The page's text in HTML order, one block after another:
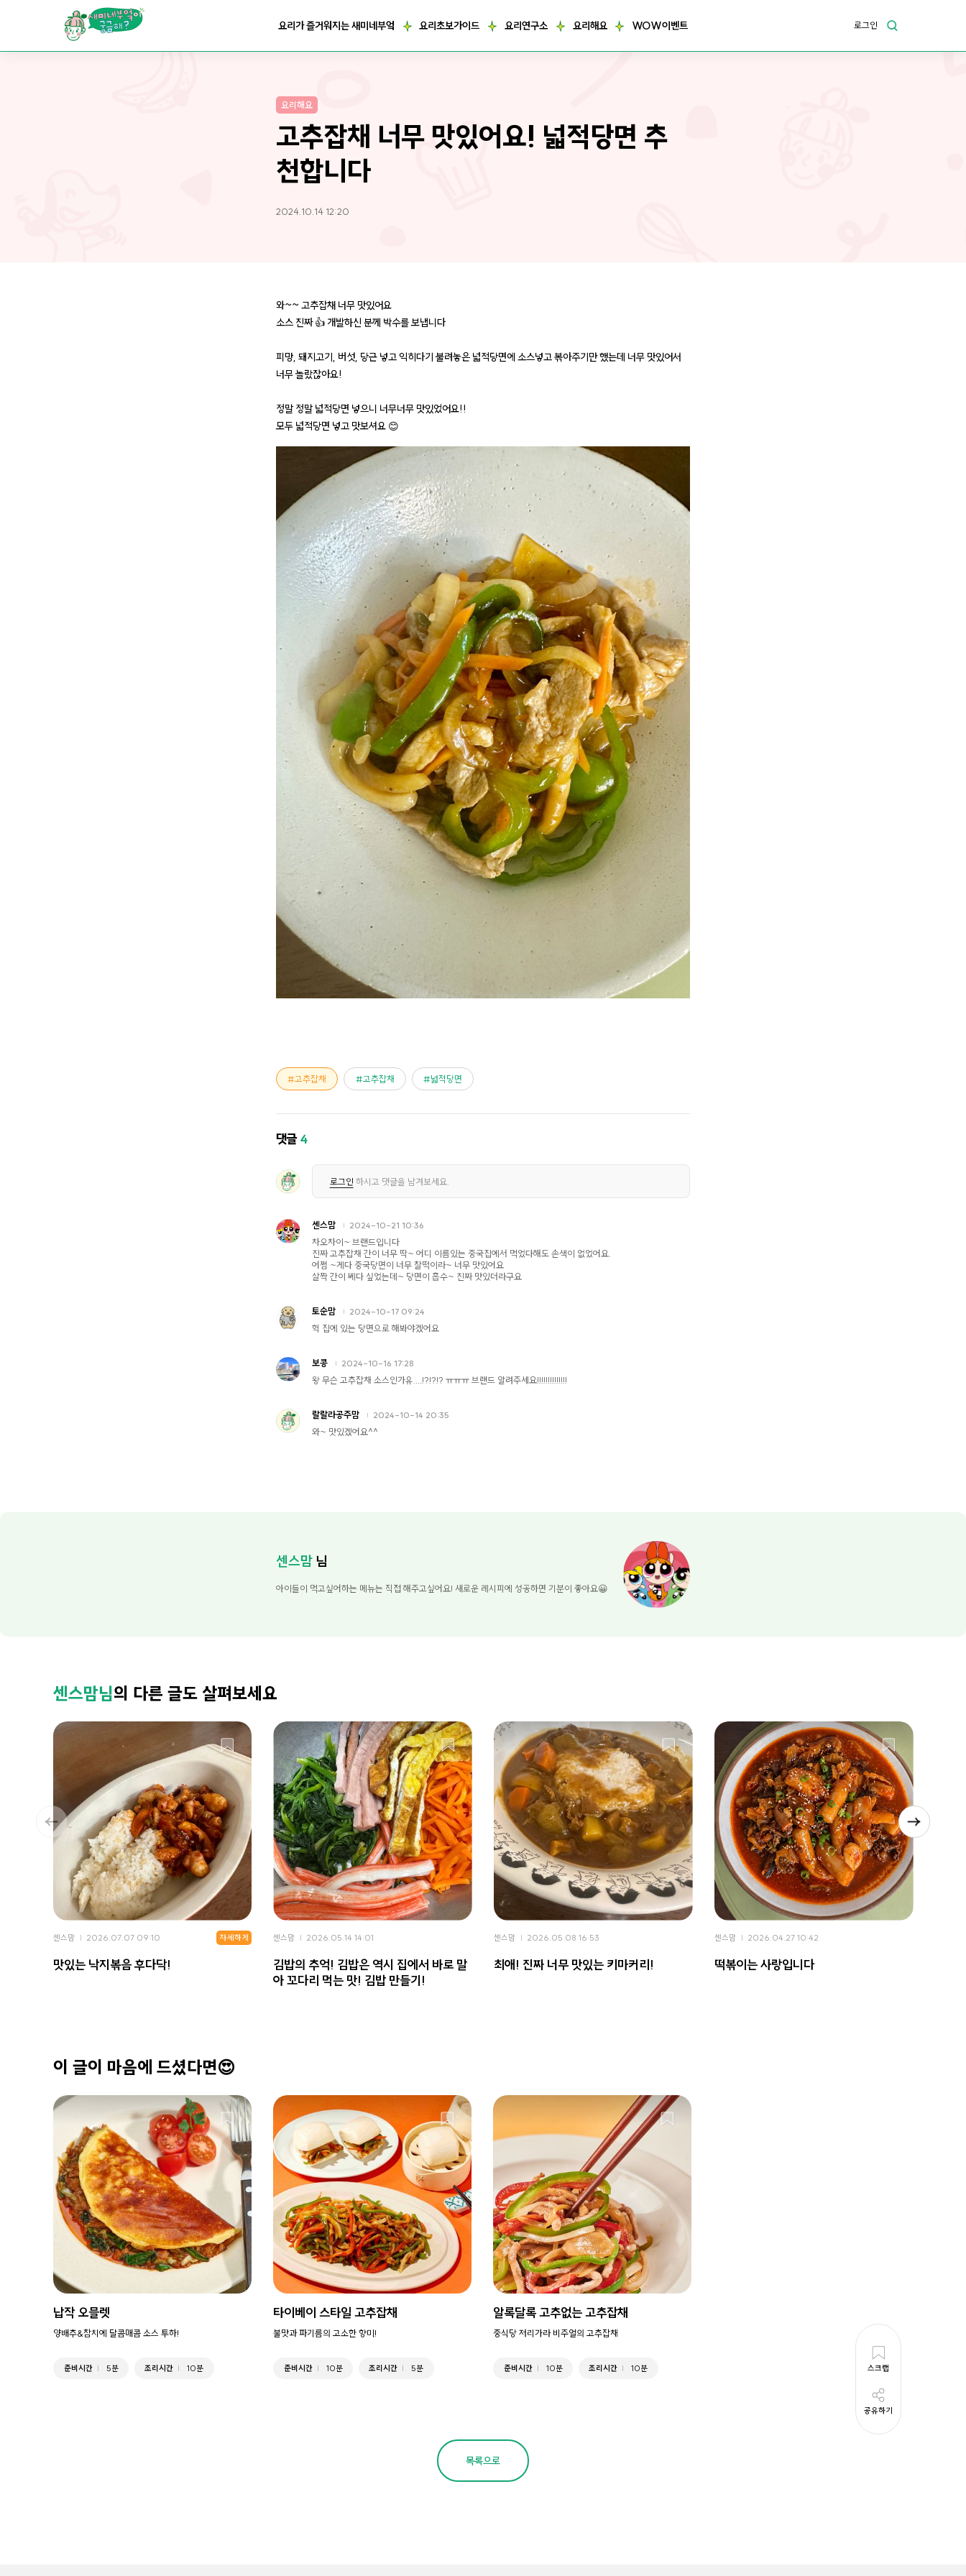
요리가 즐거워지는 새미네부엌 요리초보가이드 요리연구소 요리해요 WOW이벤트 로그인
스크랩
공유하기
요리해요
고추잡채 너무 맛있어요! 넓적당면 추
천합니다
2024.10.14 12:20
와~~ 고추잡채 너무 맛있어요
소스 진짜 👍 개발하신 분께 박수를 보냅니다
피망, 돼지고기, 버섯, 당근 넣고 익히다기 불려놓은 넓적당면에 소스넣고 볶아주기만 했는데 너무 맛있어서
너무 놀랐잖아요!
정말 정말 넓적당면 넣으니 너무너무 맛있었어요!!
모두 넓적당면 넣고 맛보셔요 😊
고추잡채 고추잡채 넓적당면
댓글4
로그인 하시고 댓글을 남겨보세요.
센스맘 2024-10-21 10:36
차오차이~ 브랜드입니다
진짜 고추잡채 간이 너무 딱~ 어디 이름있는 중국집에서 먹었다해도 손색이 없었어요.
어쩜 ~게다 중국당면이 너무 찰떡이라~ 너무 맛있어요
살짝 간이 쎄다 싶었는데~ 당면이 흡수~ 진짜 맛있더라구요
토순맘 2024-10-17 09:24
헉 집에 있는 당면으로 해봐야겠어요
보콩 2024-10-16 17:28
왕 무슨 고추잡채 소스인가유....!?!?!? ㅠㅠㅠ 브랜드 알려주세요!!!!!!!!!!!!!!
랄랄라공주맘 2024-10-14 20:35
와~ 맛있겠어요^^
센스맘 님
아이들이 먹고싶어하는 메뉴는 직접 해주고싶어요! 새로운 레시피에 성공하면 기분이 좋아요😀
센스맘님의 다른 글도 살펴보세요
센스맘 2026.07.07 09:10
맛있는 낙지볶음 후다닥!
자세하게 센스맘 2026.05.14 14:01
김밥의 추억! 김밥은 역시 집에서 바로 말
아 꼬다리 먹는 맛! 김밥 만들기!
센스맘 2026.05.08 16:53
최애! 진짜 너무 맛있는 키마커리!
센스맘 2026.04.27 10:42
떡볶이는 사랑입니다
이 글이 마음에 드셨다면😍
납작 오믈렛
양배추&참치에 달콤매콤 소스 투하!
준비시간 5분 조리시간 10분
타이베이 스타일 고추잡채
불맛과 파기름의 고소한 향미!
준비시간 10분 조리시간 5분
알록달록 고추없는 고추잡채
중식당 저리가라 비주얼의 고추잡채
준비시간 10분 조리시간 10분
목록으로